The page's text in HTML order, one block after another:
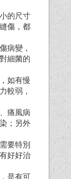
的尺寸
傷，都
病變，
細菌的
如有慢
較弱，
痛風病
；另外
要特別
好好治
是有可